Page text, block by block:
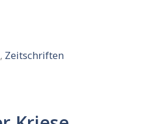
, Zeitschriften